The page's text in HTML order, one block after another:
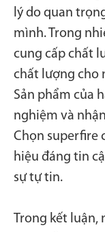
lý do quan
mình. Trong
cung cấp chất
chất lượng cho
Sản phẩm của
nghiệm và
Chọn superfire
hiệu đáng tin
sự tự tin.
Trong kết